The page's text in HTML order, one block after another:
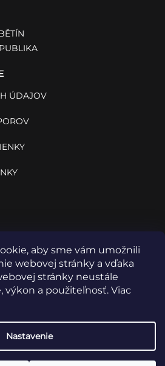
aby sme vám umožnili
webovej stránky a vďaka
stránky neustále
výkon a použiteľnosť. Viac
Nastavenie
ÚDAJOV